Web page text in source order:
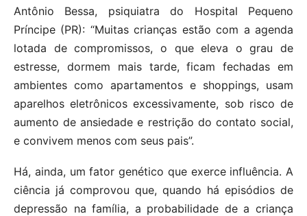
Antônio Bessa, psiquiatra do Hospital Pequeno
Príncipe (PR): “Muitas crianças estão com a agenda
lotada de compromissos, o que eleva o grau de
estresse, dormem mais tarde, ficam fechadas em
ambientes como apartamentos e shoppings, usam
aparelhos eletrônicos excessivamente, sob risco de
aumento de ansiedade e restrição do contato social,
e convivem menos com seus pais”.
Há, ainda, um fator genético que exerce influência. A
ciência já comprovou que, quando há episódios de
depressão na família, a probabilidade de a criança